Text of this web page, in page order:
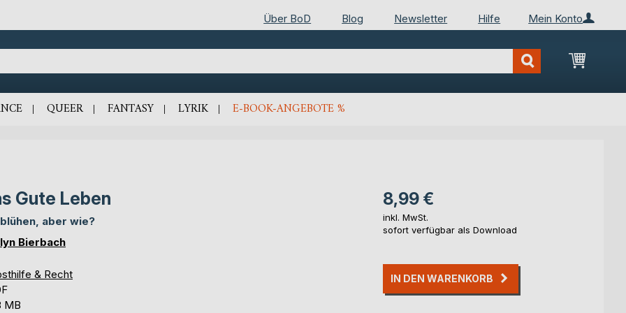
Mein Konto
Über BoD Blog Newsletter Hilfe
Mein
QUEER FANTASY LYRIK E-BOOK-ANGEBOTE %
Gute Leben
aber wie?
Bierbach
& Recht
MB
8,99 €
inkl. MwSt.
sofort verfügbar als Download
IN DEN WARENKORB